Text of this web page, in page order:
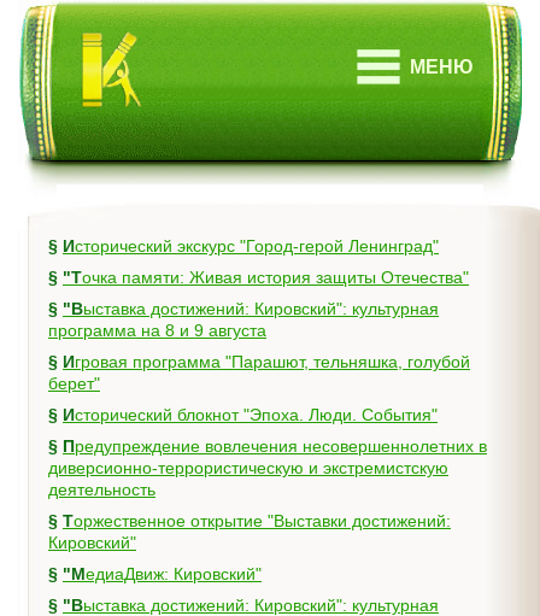
МЕНЮ
§
Исторический экскурс "Город-герой Ленинград"
§
"Точка памяти: Живая история защиты Отечества"
§ "Выставка достижений: Кировский": культурная
программа на 8 и 9 августа
§ Игровая программа "Парашют, тельняшка, голубой
берет"
§
Исторический блокнот "Эпоха. Люди. События"
§ Предупреждение вовлечения несовершеннолетних в
диверсионно-террористическую и экстремистскую
деятельность
§ Торжественное открытие "Выставки достижений:
Кировский"
§
"МедиаДвиж: Кировский"
§ "Выставка достижений: Кировский": культурная